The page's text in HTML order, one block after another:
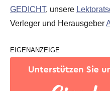
GEDICHT, unsere
Verleger und Herausgeber
EIGENANZEIGE